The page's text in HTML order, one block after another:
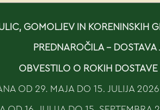
GOMOLJEV IN KORENINSKIH
PREDNAROČILA - DOSTAVA
OBVESTILO O ROKIH DOSTAVE
OD 29. MAJA DO 15. JULIJA